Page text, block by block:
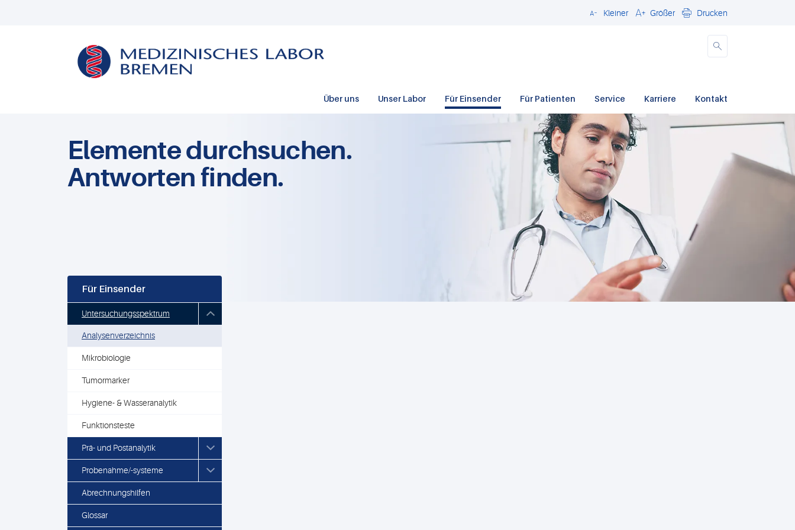
Schließen
Kleiner Größer Drucken
Über uns Unser Labor Für Einsender Für Patienten Service Karriere Kontakt
Elemente durchsuchen.
Antworten finden.
Für Einsender
Untersuchungsspektrum
Analysenverzeichnis
Mikrobiologie
Tumormarker
Hygiene- & Wasseranalytik
Funktionsteste
Prä- und Postanalytik
Probenahme/-systeme
Abrechnungshilfen
Glossar